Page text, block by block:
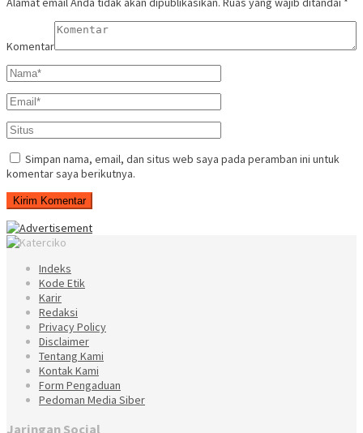
Komentar
Simpan nama, email, dan situs web saya pada peramban ini untuk
komentar saya berikutnya.
Indeks
Kode Etik
Karir
Redaksi
Privacy Policy
Disclaimer
Tentang Kami
Kontak Kami
Form Pengaduan
Pedoman Media Siber
Jaringan Social